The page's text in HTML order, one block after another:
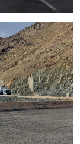
الصورة